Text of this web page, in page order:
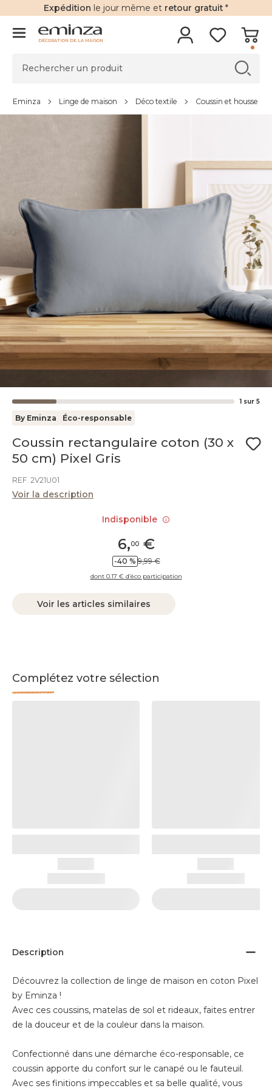
Expédition le jour même et retour gratuit *
DÉCORATION DE LA MAISON
Eminza Linge de maison Déco textile Coussin et housse
1 sur 5
By Eminza Éco-responsable
Coussin rectangulaire coton (30 x
50 cm) Pixel Gris
REF. 2V21U01
Voir la description
6,00€
-40 % 9,99 €
dont 0.17 € d’éco participation
Voir les articles similaires
Complétez votre sélection
Description
Découvrez la collection de linge de maison en coton Pixel
by Eminza !
Avec ces coussins, matelas de sol et rideaux, faites entrer
de la douceur et de la couleur dans la maison.
Confectionné dans une démarche éco-responsable, ce
coussin apporte du confort sur le canapé ou le fauteuil.
Avec ses finitions impeccables et sa belle qualité, vous